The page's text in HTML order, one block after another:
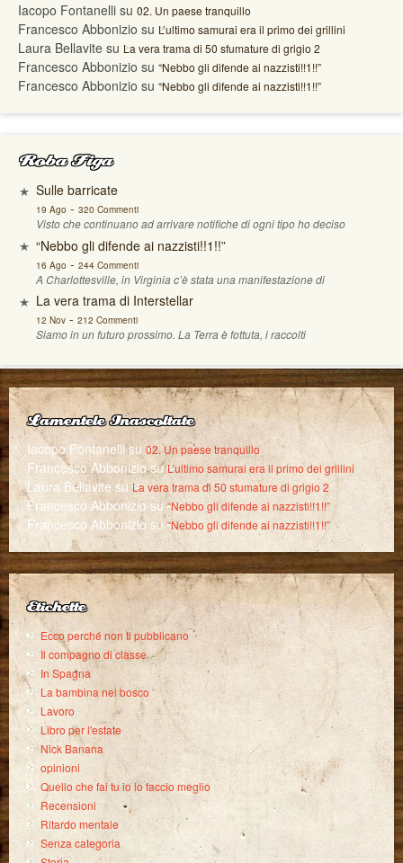
Iacopo Fontanelli su 02. Un paese tranquillo
Francesco Abbonizio su L’ultimo samurai era il primo dei grillini
Laura Bellavite su La vera trama di 50 sfumature di grigio 2
Francesco Abbonizio su “Nebbo gli difende ai nazzisti!!1!!”
Francesco Abbonizio su “Nebbo gli difende ai nazzisti!!1!!”
Roba Figa
Sulle barricate
19 Ago - 320 Commenti
Visto che continuano ad arrivare notifiche di ogni tipo ho deciso
“Nebbo gli difende ai nazzisti!!1!!”
16 Ago - 244 Commenti
A Charlottesville, in Virginia c’è stata una manifestazione di
La vera trama di Interstellar
12 Nov- 212 Commenti
Siamo in un futuro prossimo. La Terra è fottuta, i raccolti
Lamentele Inascoltate
Iacopo Fontanellisu02. Un paese tranquillo
Francesco AbboniziosuL’ultimo samurai era il primo dei grillini
Laura Bellavite su La vera trama di 50 sfumature di grigio 2
Francesco Abbonizio su“Nebbo gli difende ai nazzisti!!1!!”
Francesco Abbonizio su“Nebbo gli difende ai nazzisti!!1!!”
Etichette
Ecco perché non ti pubblicano
Il compagno di classe
In Spagna
La bambina nel bosco
Lavoro
Libro per l'estate
Nick Banana
opinioni
Quello che fai tu io lo faccio meglio
Recensioni
Ritardo mentale
Senza categoria